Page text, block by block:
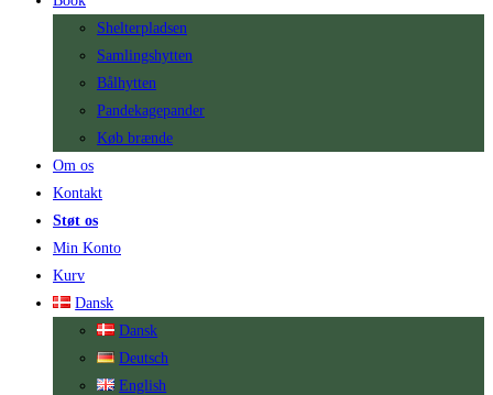
Shelterpladsen
Samlingshytten
Bålhytten
Pandekagepander
Køb brænde
Om os
Kontakt
Støt os
Min Konto
Kurv
Dansk
Dansk
Deutsch
English